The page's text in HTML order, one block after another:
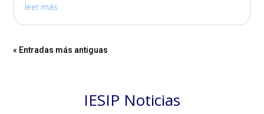
leer más
« Entradas más antiguas
IESIP Noticias